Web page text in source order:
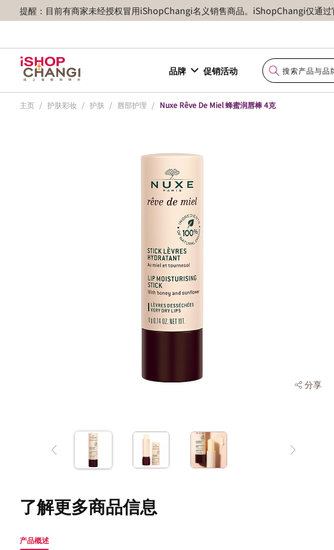
提醒：目前有商家未经授权冒用iShopChangi名义销售商品。iShopChangi仅通
品牌 促销活动
主页 / 护肤彩妆 / 护肤 / 唇部护理 / Nuxe Rêve De Miel 蜂蜜润唇棒 4克
分享
了解更多商品信息
产品概述